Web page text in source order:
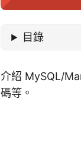
目錄
介紹 MySQL/
碼等。